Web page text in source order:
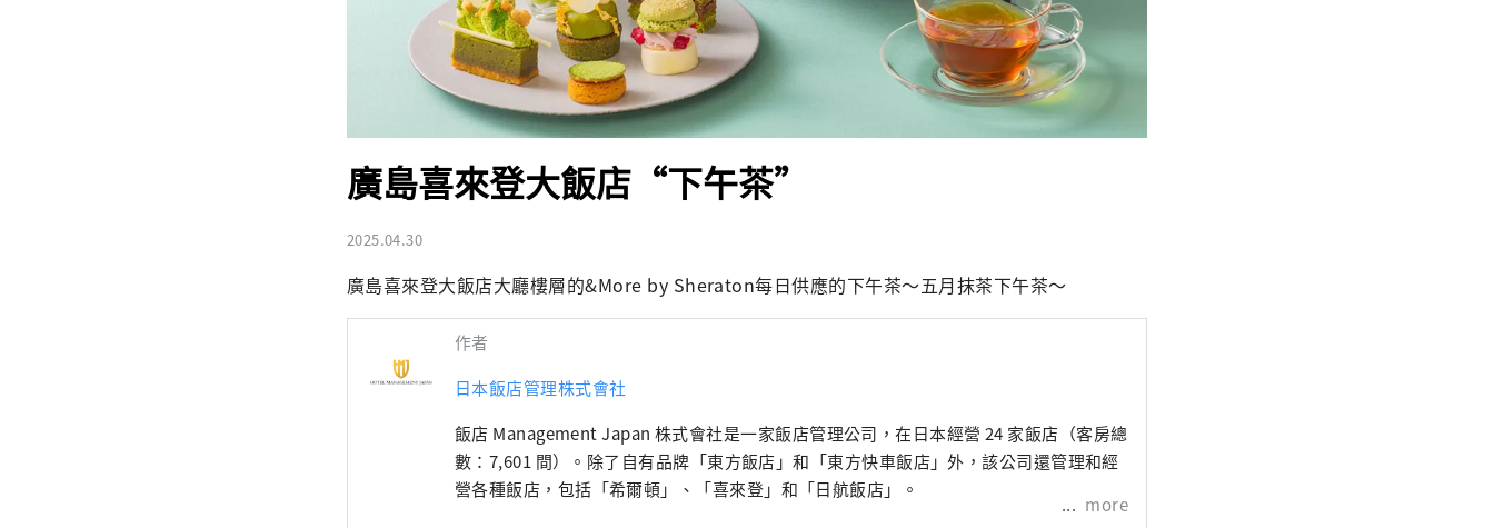
廣島喜來登大飯店“下午茶”
2025.04.30
廣島喜來登大飯店大廳樓層的&More by Sheraton每日供應的下午茶～五月抹茶下午茶～
作者
日本飯店管理株式會社
飯店 Management Japan 株式會社是一家飯店管理公司，在日本經營 24 家飯店（客房總
數：7,601 間）。除了自有品牌「東方飯店」和「東方快車飯店」外，該公司還管理和經
營各種飯店，包括「希爾頓」、「喜來登」和「日航飯店」。
more